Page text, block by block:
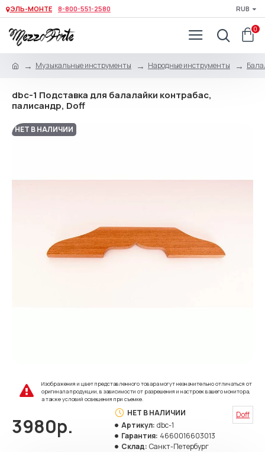
ЭЛЬ-МОНТЕ 8-800-551-2580 RUB
0
Музыкальные инструменты Народные инструменты
dbc-1 Подставка для балалайки контрабас,
палисандр, Doff
НЕТ В НАЛИЧИИ
Изображения и цвет представленного товара могут незначительно отличаться от
оригинала продукции, в зависимости от разрешения и настроек вашего монитора,
а также условий освещения при съемке.
3980р.
НЕТ В НАЛИЧИИ
Артикул: dbc-1
Гарантия: 4660016603013
Склад: Санкт-Петербург
Doff